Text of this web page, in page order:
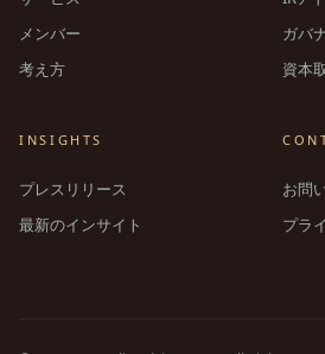
メンバー
考え方
ガバ
資本
INSIGHTS
プレスリリース
最新のインサイト
お問
プラ